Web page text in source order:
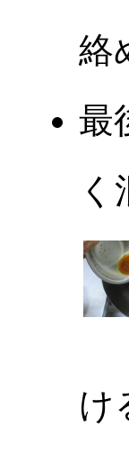
絡
最
く
け